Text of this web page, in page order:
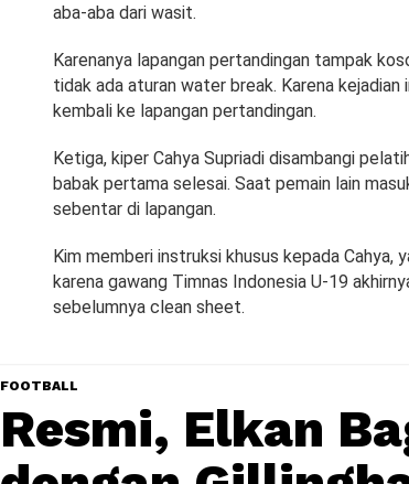
aba-aba dari wasit.
Karenanya lapangan pertandingan tampak
tidak ada aturan water break. Karena
kembali ke lapangan pertandingan.
Ketiga, kiper Cahya Supriadi disambangi
babak pertama selesai. Saat pemain lain
sebentar di lapangan.
Kim memberi instruksi khusus kepada Cahya,
karena gawang Timnas Indonesia U-19
sebelumnya clean sheet.
FOOTBALL
Resmi, Elkan